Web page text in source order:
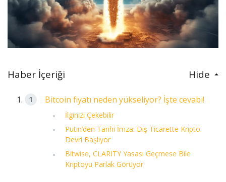
Haber İçeriği Hide
Bitcoin fiyatı neden yükseliyor? İşte cevabı!
İlginizi Çekebilir
Putin’den Tarihi İmza: Dış Ticarette Kripto
Devri Başlıyor
Bitwise, CLARITY Yasası Geçmese Bile
Kriptoyu Parlak Görüyor